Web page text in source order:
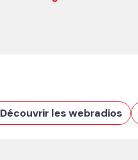
Découvrir les webradios